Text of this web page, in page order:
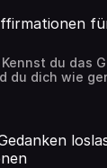
zu
du das
du dich wie
Minuten
die
unglaubliches
[…]